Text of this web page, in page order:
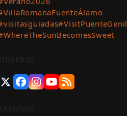
#VisitPuenteGenil
Twitter
Facebook
Instagram
YouTube
RSS